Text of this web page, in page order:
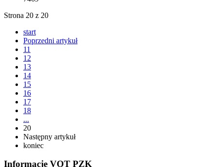
Strona 20 z 20
start
Poprzedni artykuł
11
12
13
14
15
16
17
18
...
20
Następny artykuł
koniec
Informacje VOT PZK